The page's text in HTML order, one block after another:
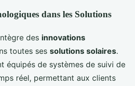
dans les Solutions
des innovations
toutes ses solutions solaires.
équipés de systèmes de suivi de
réel, permettant aux clients